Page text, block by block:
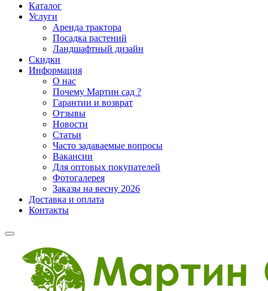
Каталог
Услуги
Аренда трактора
Посадка растений
Ландшафтный дизайн
Скидки
Информация
О нас
Почему Мартин сад ?
Гарантии и возврат
Отзывы
Новости
Статьи
Часто задаваемые вопросы
Вакансии
Для оптовых покупателей
Фотогалерея
Заказы на весну 2026
Доставка и оплата
Контакты